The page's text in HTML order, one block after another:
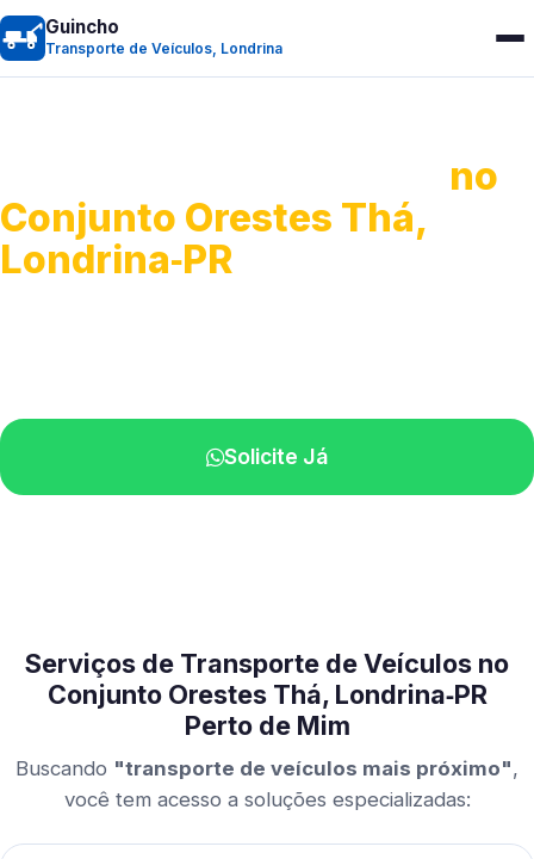
Guincho
Transporte de Veículos, Londrina
no
Conjunto Orestes Thá,
Londrina‑PR
Solicite Já
Serviços de Transporte de Veículos no
Conjunto Orestes Thá, Londrina‑PR
Perto de Mim
Buscando "transporte de veículos mais próximo",
você tem acesso a soluções especializadas: